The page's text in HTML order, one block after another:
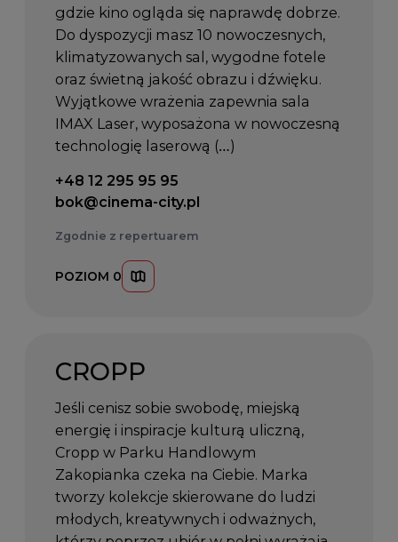
gdzie kino ogląda się naprawdę dobrze.
Do dyspozycji masz 10 nowoczesnych,
klimatyzowanych sal, wygodne fotele
oraz świetną jakość obrazu i dźwięku.
Wyjątkowe wrażenia zapewnia sala
IMAX Laser, wyposażona w nowoczesną
technologię laserową (…)
Telefon kontaktowy:
+48 12 295 95 95
Email kontaktowy:
bok@cinema-city.pl
Zgodnie z repertuarem
POZIOM 0
CROPP
Jeśli cenisz sobie swobodę, miejską
energię i inspiracje kulturą uliczną,
Cropp w Parku Handlowym
Zakopianka czeka na Ciebie. Marka
tworzy kolekcje skierowane do ludzi
młodych, kreatywnych i odważnych,